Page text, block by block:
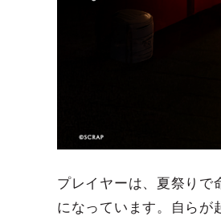
プレイヤーは、夏祭りで
になっています。自らが